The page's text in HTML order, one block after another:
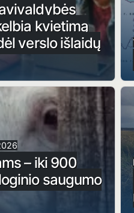
kvietimą
verslo išlaidų
– iki 900
saugumo